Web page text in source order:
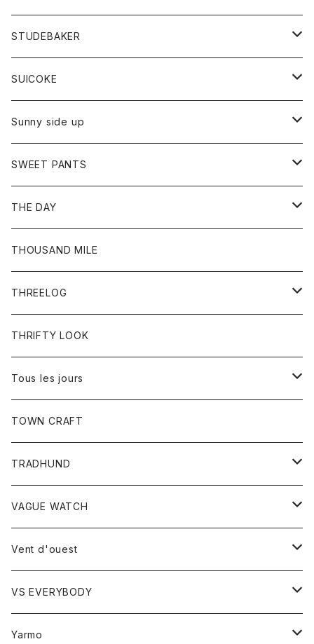
Tシャツ
バック
カーディガン
ショートパンツ
パンツ
レディース
カットソー
カーディガン
ワンピース
コート
カットソー
ボトム
パンツ
オーバーオール
財布
バッグ
STUDEBAKER
アクセサリー
ブレスレット
リング
SUICOKE
ブーツ
サンダル
Sunny side up
アウター
Ｇジャン
ボトム
ジーンズ
SWEET PANTS
ボトム
ショートパンツ
THE DAY
トップス
Tシャツ
THOUSAND MILE
THREELOG
トップス
Tシャツ
THRIFTY LOOK
Tous les jours
トップス
レディース
カットソー
TOWN CRAFT
TRADHUND
セーター
ベスト
VAGUE WATCH
時計
Vent d'ouest
ボトム
スカート
トップス
VS EVERYBODY
トップス
Yarmo